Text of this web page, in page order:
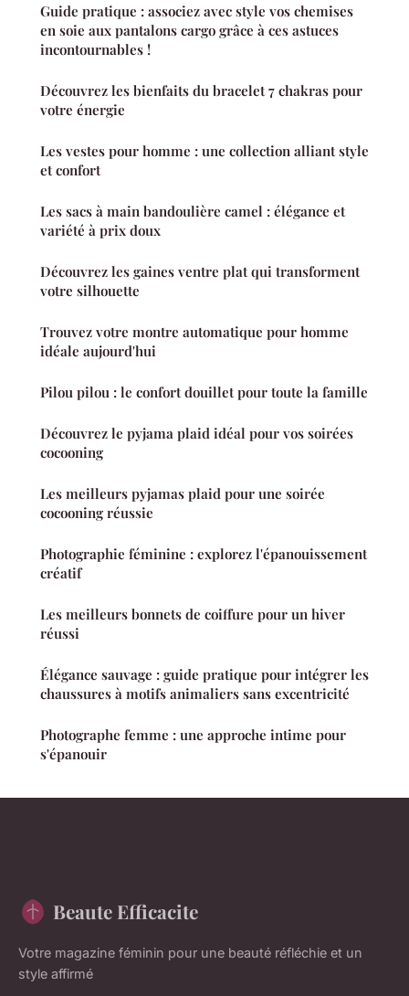
Guide pratique : associez avec style vos chemises
en soie aux pantalons cargo grâce à ces astuces
incontournables !
Découvrez les bienfaits du bracelet 7 chakras pour
votre énergie
Les vestes pour homme : une collection alliant style
et confort
Les sacs à main bandoulière camel : élégance et
variété à prix doux
Découvrez les gaines ventre plat qui transforment
votre silhouette
Trouvez votre montre automatique pour homme
idéale aujourd'hui
Pilou pilou : le confort douillet pour toute la famille
Découvrez le pyjama plaid idéal pour vos soirées
cocooning
Les meilleurs pyjamas plaid pour une soirée
cocooning réussie
Photographie féminine : explorez l'épanouissement
créatif
Les meilleurs bonnets de coiffure pour un hiver
réussi
Élégance sauvage : guide pratique pour intégrer les
chaussures à motifs animaliers sans excentricité
Photographe femme : une approche intime pour
s'épanouir
Beaute Efficacite
Votre magazine féminin pour une beauté réfléchie et un
style affirmé